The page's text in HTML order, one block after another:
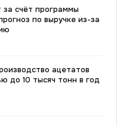
счёт программы
по выручке из-за
ацетатов
до 10 тысяч тонн в год